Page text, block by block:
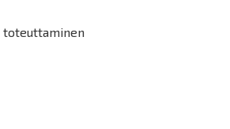
toteuttaminen